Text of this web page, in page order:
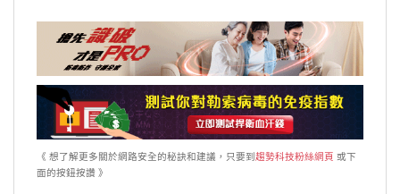
《 想了解更多關於網路安全的秘訣和建議，只要到趨勢科技粉絲網頁 或下
面的按鈕按讚 》